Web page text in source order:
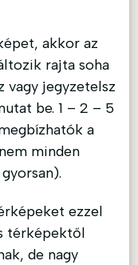
akkor az
rajta soha
vagy jegyzetelsz
be. 1 – 2 – 5
a
minden
ezzel
térképektől
de nagy